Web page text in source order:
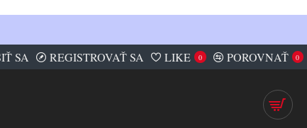
SA REGISTROVAŤ SA LIKE 0 POROVNAŤ 0